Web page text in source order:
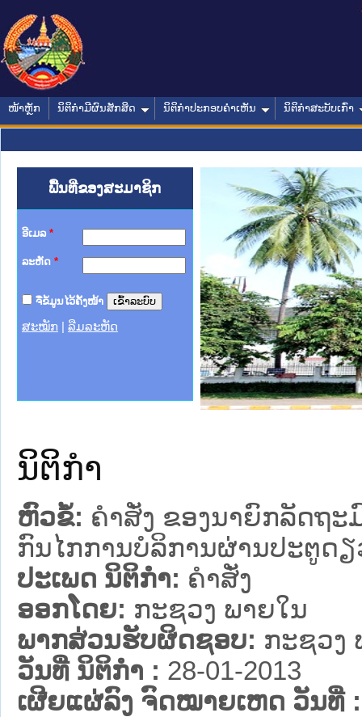
ໜ້າຫຼັກ ນິຕິກໍາມີຜົນສັກສິດ ນິຕິກໍາປະກອບຄໍາເຫັນ ນິຕິກໍາສະບັບເກົ່າ
ພື້ນທີ່ຂອງສະມາຊິກ
ອີເມລ *
ລະຫັດ *
ຈື່ຂໍ້ມູນໄວ້ຄັ້ງໜ້າ
ສະໝັກ ລືມລະຫັດ
ຊາຊົນ ພາກເໜືອ
ການ
ກາງ
ກໃຕ້
ນຕຳຫຼວດປະຊາຊົນ
ສັນຕິບານປະຊາຊົນ
ກເໜືອ
ຊາຊົນ ພາກກາງ
ນິຕິກໍາ
ຫົວຂໍ້: ຄຳສັ່ງ ຂອງນາຍົກລັດຖ
ກົນໄກການບໍລິການຜ່ານປະຕູດ
ປະເພດ ນິຕິກໍາ: ຄໍາສັ່ງ
ອອກໂດຍ: ກະຊວງ ພາຍໃນ
ພາກສ່ວນຮັບຜິດຊອບ: ກະຊວງ
ວັນທີ່ ນິຕິກໍາ : 28-01-2013
ເຜີຍແຜ່ລົງ ຈົດໝາຍເຫດ ວັນທີ່ :